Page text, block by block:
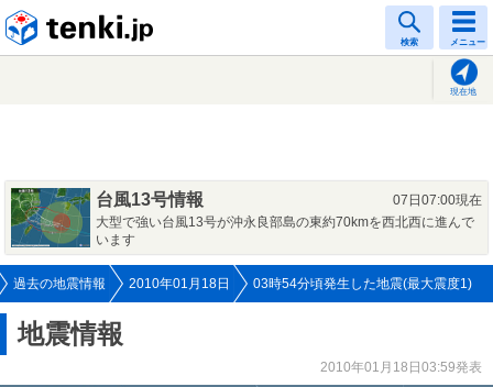
検索 メニュー
現在地
台風13号情報
07日07:00現在
大型で強い台風13号が沖永良部島の東約70kmを西北西に進んで
います
過去の地震情報 2010年01月18日 03時54分頃発生した地震(最大震度1)
地震情報
2010年01月18日03:59発表